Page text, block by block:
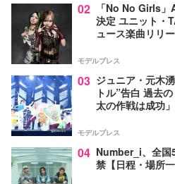
02
「No No Girls
決定 ユニット・
ュース楽曲リリ
モデルプレス
03 ジュニア・元木
トル”告白 過去
太の作戦は成功
モデルプレス
04 Number_i、全国
禁【日程・場所一